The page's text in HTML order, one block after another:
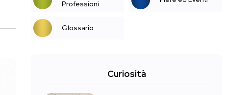
Professioni
Glossario
Curiosità